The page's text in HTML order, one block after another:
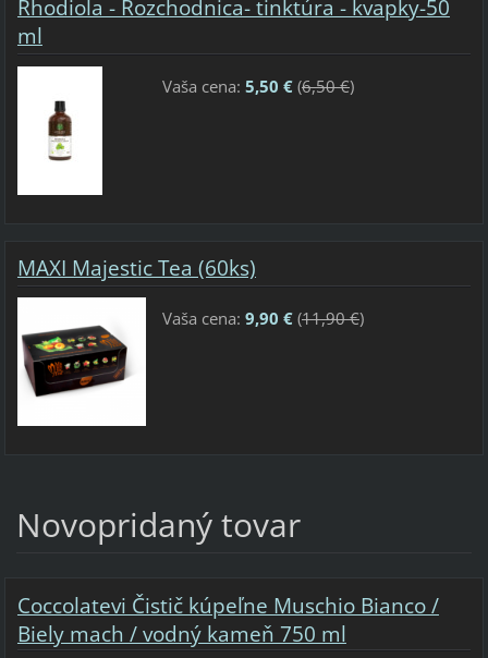
Rhodiola - Rozchodnica- tinktúra - kvapky-50
ml
Vaša cena: 5,50 €(6,50 €)
MAXI Majestic Tea (60ks)
Vaša cena: 9,90 €(11,90 €)
Novopridaný tovar
Coccolatevi Čistič kúpeľne Muschio Bianco /
Biely mach / vodný kameň 750 ml